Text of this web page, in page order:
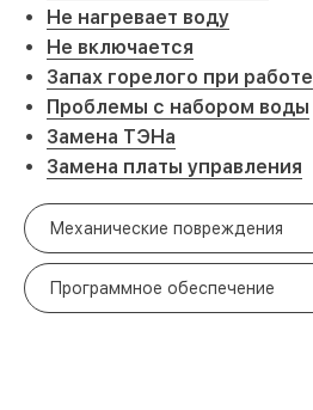
Не нагревает воду
Не включается
Запах горелого при работе
Проблемы с набором воды
Замена ТЭНа
Замена платы управления
Механические повреждения
Программное обеспечение